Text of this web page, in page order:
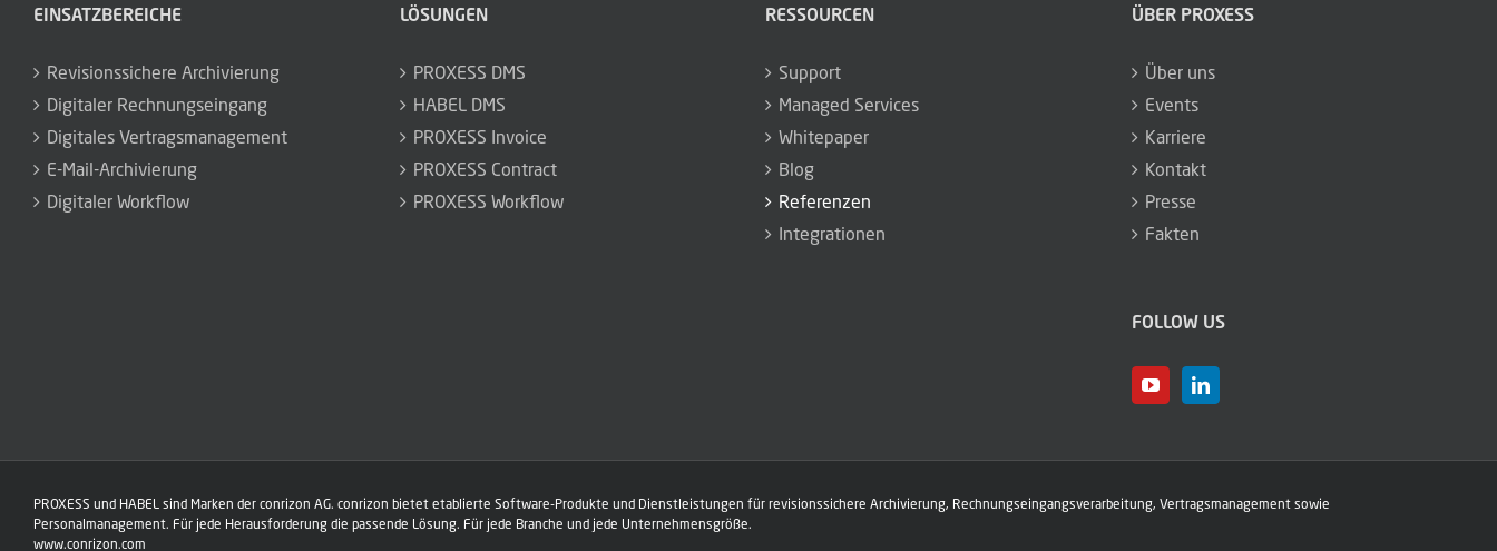
EINSATZBEREICHE
Revisionssichere Archivierung
Digitaler Rechnungseingang
Digitales Vertragsmanagement
E-Mail-Archivierung
Digitaler Workflow
LÖSUNGEN
PROXESS DMS
HABEL DMS
PROXESS Invoice
PROXESS Contract
PROXESS Workflow
RESSOURCEN
Support
Managed Services
Whitepaper
Blog
Referenzen
Integrationen
ÜBER PROXESS
Über uns
Events
Karriere
Kontakt
Presse
Fakten
FOLLOW US
PROXESS und HABEL sind Marken der conrizon AG. conrizon bietet etablierte Software-Produkte und Dienstleistungen für revisionssichere Archivierung, Rechnungseingangs­verarbeitung, Vertragsmanagement sowie
Personalmanagement. Für jede Herausforderung die passende Lösung. Für jede Branche und jede Unternehmensgröße.
www.conrizon.com